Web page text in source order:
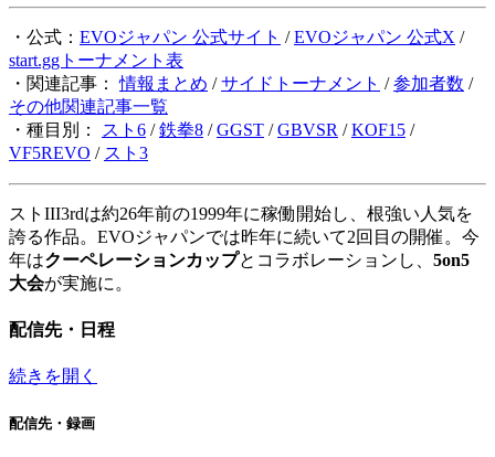
・公式： EVOジャパン 公式サイト /EVOジャパン 公式X /
start.ggトーナメント表
・関連記事：情報まとめ /サイドトーナメント /参加者数 /
その他関連記事一覧
・種目別：
スト6 /鉄拳8 /GGST /GBVSR /KOF15 /
VF5REVO / スト3
ストIII3rdは約26年前の1999年に稼働開始し、根強い人気を
誇る作品。EVOジャパンでは昨年に続いて2回目の開催。今
年はクーペレーションカップとコラボレーションし、 5on5
大会が実施に。
配信先・日程
続きを開く
配信先・録画